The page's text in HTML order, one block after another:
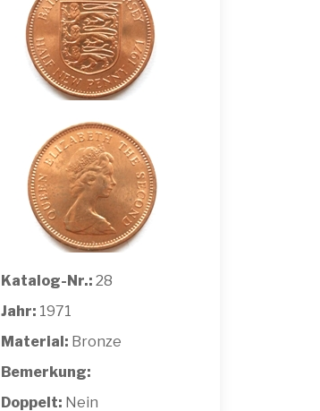
Katalog-Nr.: 28
Jahr: 1971
Material: Bronze
Bemerkung:
Doppelt: Nein